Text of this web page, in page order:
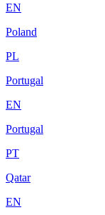
EN
Poland
PL
Portugal
EN
Portugal
PT
Qatar
EN